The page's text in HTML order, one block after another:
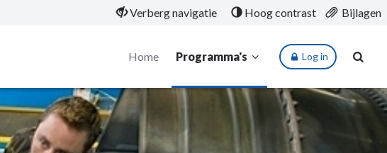
Verberg navigatie Hoog contrast Bijlagen
Home Programma's Log in